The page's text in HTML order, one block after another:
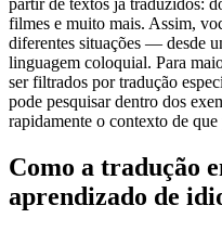
partir de textos já traduzidos:
filmes e muito mais. Assim,
diferentes situações — desde
linguagem coloquial. Para
ser filtrados por tradução
pode pesquisar dentro dos
rapidamente o contexto de que
Como a tradução
aprendizado de